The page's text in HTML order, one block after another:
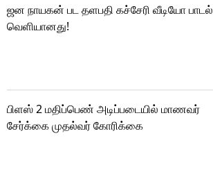
ஜன நாயகன் பட தளபதி கச்சேரி வீடியோ பாடல்
வெளியானது!
பிளஸ் 2 மதிப்பெண் அடிப்படையில் மாணவர்
சேர்க்கை முதல்வர் கோரிக்கை